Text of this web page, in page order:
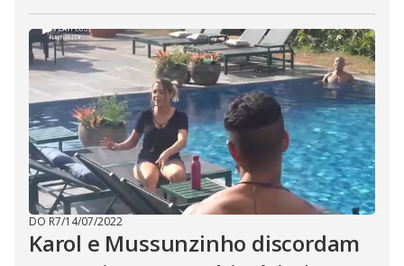
DO R7/14/07/2022
Karol e Mussunzinho discordam